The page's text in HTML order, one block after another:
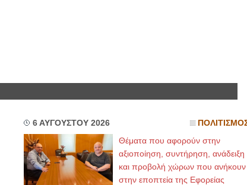
6 ΑΥΓΟΥΣΤΟΥ 2026
Θέματα που αφορούν στην
αξιοποίηση, συντήρηση, ανάδειξη
και προβολή χώρων που ανήκουν
στην εποπτεία της Εφορείας